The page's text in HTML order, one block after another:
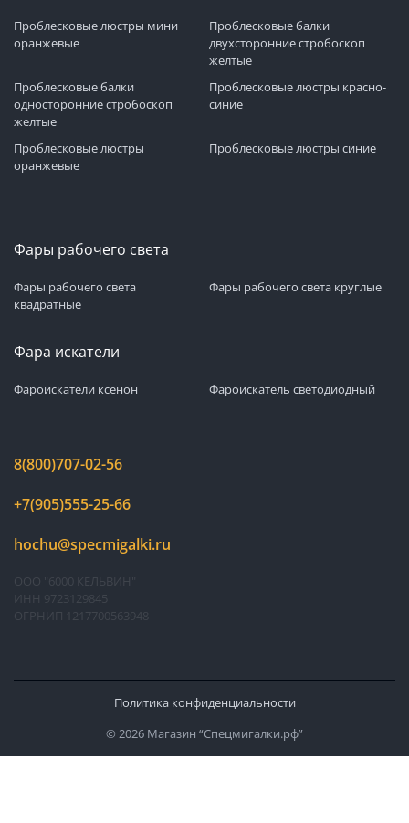
Проблесковые люстры мини
оранжевые
Проблесковые балки
двухсторонние стробоскоп
желтые
Проблесковые балки
односторонние стробоскоп
желтые
Проблесковые люстры красно-
синие
Проблесковые люстры
оранжевые
Проблесковые люстры синие
Фары рабочего света
Фары рабочего света
квадратные
Фары рабочего света круглые
Фара искатели
Фароискатели ксенон Фароискатель светодиодный
8(800)707-02-56
+7(905)555-25-66
hochu@specmigalki.ru
ООО "6000 КЕЛЬВИН"
ИНН 9723129845
ОГРНИП 1217700563948
Политика конфиденциальности
© 2026 Магазин “Спецмигалки.рф”